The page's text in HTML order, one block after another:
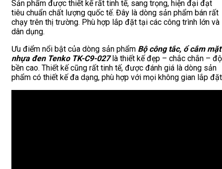
Sản phẩm được thiết kế rất tinh tế, sang trọng, hiện đại đạt
tiêu chuẩn chất lượng quốc tế. Đây là dòng sản phẩm bán rất
chạy trên thị trường. Phù hợp lắp đặt tại các công trình lớn và
dân dụng.
Ưu điểm nổi bật của dòng sản phẩm Bộ công tắc, ổ cắm mặt
nhựa đen Tenko TK-C9-027là thiết kế đẹp – chắc chắn – độ
bền cao. Thiết kế cũng rất tinh tế, được đánh giá là dòng sản
phẩm có thiết kế đa dạng, phù hợp với mọi không gian lắp